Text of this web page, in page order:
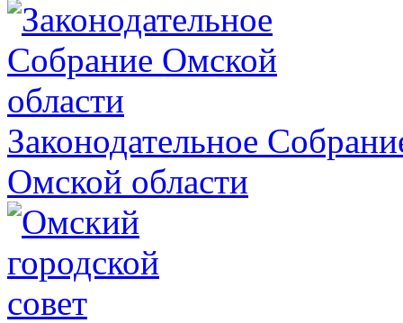
Законодательное
Омской области